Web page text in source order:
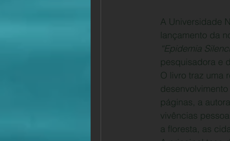
A Universidade
lançamento da
“Epidemia
pesquisadora e
O livro traz uma
páginas, a
vivências
a floresta, as